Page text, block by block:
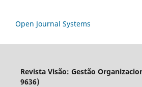
Open Journal Systems
Revista Visão: Gestão
9636)